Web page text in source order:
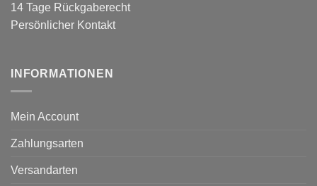
14 Tage Rückgaberecht
Persönlicher Kontakt
INFORMATIONEN
Mein Account
Zahlungsarten
Versandarten